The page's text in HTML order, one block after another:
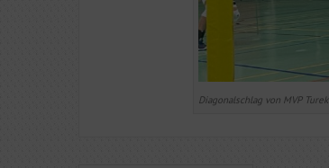
Diagonalschlag von MVP Turek